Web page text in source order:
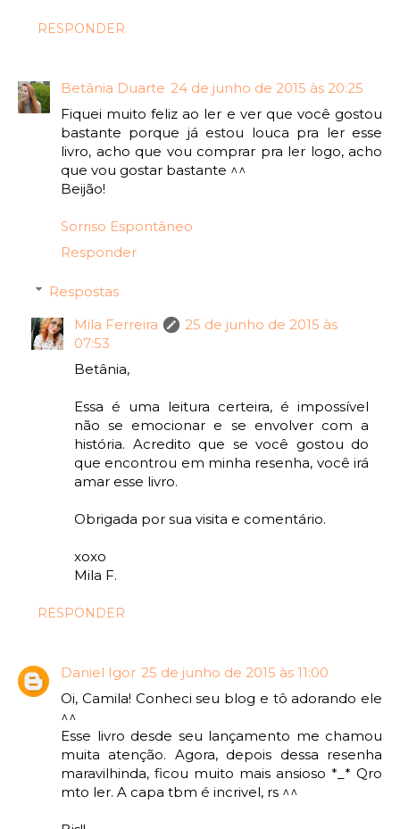
RESPONDER
Betânia Duarte 24 de junho de 2015 às 20:25
Fiquei muito feliz ao ler e ver que você gostou
bastante porque já estou louca pra ler esse
livro, acho que vou comprar pra ler logo, acho
que vou gostar bastante ^^
Beijão!
Sorriso Espontâneo
Responder
Respostas
Mila Ferreira
25 de junho de 2015 às
07:53
Betânia,
Essa é uma leitura certeira, é impossível
não se emocionar e se envolver com a
história. Acredito que se você gostou do
que encontrou em minha resenha, você irá
amar esse livro.
Obrigada por sua visita e comentário.
xoxo
Mila F.
RESPONDER
Daniel Igor 25 de junho de 2015 às 11:00
Oi, Camila! Conheci seu blog e tô adorando ele
^^
Esse livro desde seu lançamento me chamou
muita atenção. Agora, depois dessa resenha
maravilhinda, ficou muito mais ansioso *_* Qro
mto ler. A capa tbm é incrivel, rs ^^